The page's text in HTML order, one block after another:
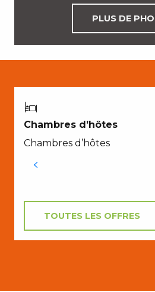
PLUS DE
Chambres d’hôtes
Chambres d’hôtes
TOUTES LES OFFRES